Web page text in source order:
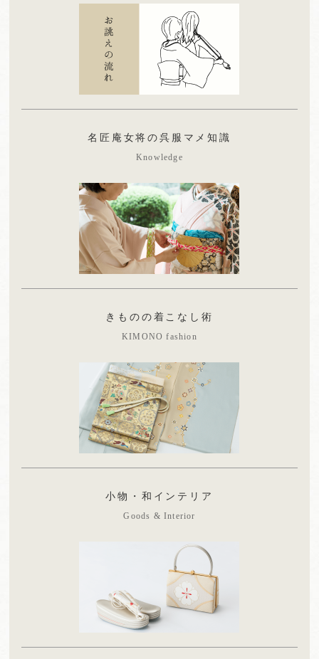
名匠庵女将の呉服マメ知識
Knowledge
きものの着こなし術
KIMONO fashion
小物・和インテリア
Goods & Interior